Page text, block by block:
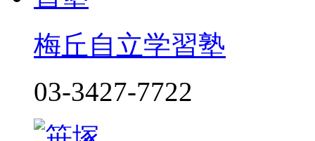
梅丘自立学習塾
03-3427-7722